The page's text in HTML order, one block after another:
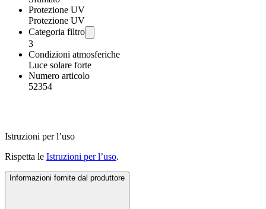
Protezione UV
Protezione UV
Categoria filtro
3
Condizioni atmosferiche
Luce solare forte
Numero articolo
52354
Istruzioni per l’uso
Rispetta le Istruzioni per l’uso.
Informazioni fornite dal produttore